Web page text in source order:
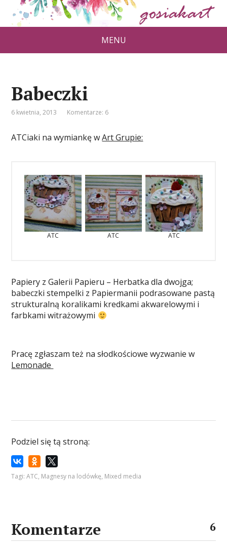
MENU
Babeczki
6 kwietnia, 2013 Komentarze: 6
ATCiaki na wymiankę wArt Grupie:
ATC ATC ATC
Papiery z Galerii Papieru – Herbatka dla dwojga;
babeczki stempelki z Papiermanii podrasowane pastą
strukturalną koralikami kredkami akwarelowymi i
farbkami witrażowymi
Pracę zgłaszam też na słodkościowe wyzwanie w
Lemonade
Podziel się tą stroną:
Tagi:ATC, Magnesy na lodówkę, Mixed media
Komentarze 6